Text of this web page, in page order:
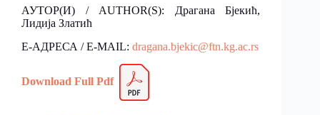
АУТОР(И) / AUTHOR(S): Драгана Бјекић,
Лидија Златић
Е-АДРЕСА / E-MAIL: dragana.bjekic@ftn.kg.ac.rs
Download Full Pdf